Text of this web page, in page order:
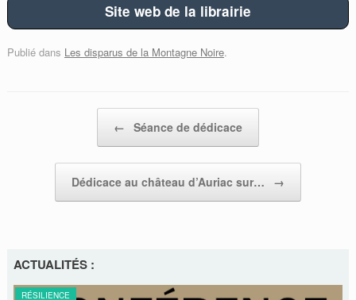
Site web de la librairie
Publié dans Les disparus de la Montagne Noire.
← Séance de dédicace
Dédicace au château d’Auriac sur… →
ACTUALITÉS :
RÉSILIENCE